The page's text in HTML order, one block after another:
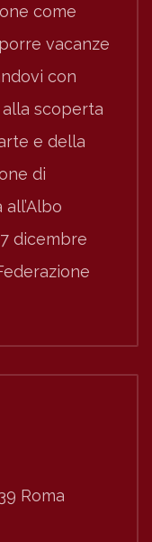
come
vacanze
con
scoperta
e della
di
dicembre
Roma